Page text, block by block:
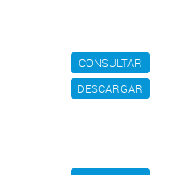
CONSULTAR
DESCARGAR